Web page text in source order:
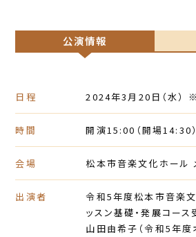
公演情報
日程 2024年3月20日 （水）
時間 開演15:00 （開場14:30）
会場 松本市音楽文化ホール
出演者
令和5年度松本市音楽
ッスン基礎・発展コース
山田由希子（令和5年度